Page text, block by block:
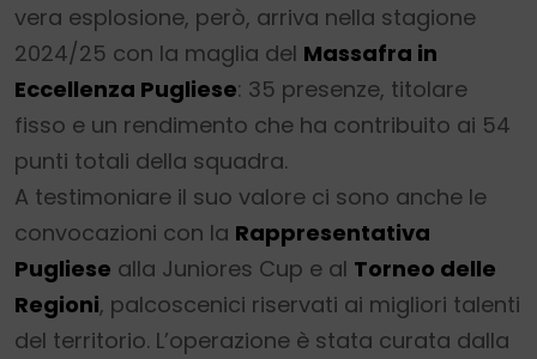
vera esplosione, però, arriva nella stagione
2024/25 con la maglia del Massafra in
Eccellenza Pugliese: 35 presenze, titolare
fisso e un rendimento che ha contribuito ai 54
punti totali della squadra.
A testimoniare il suo valore ci sono anche le
convocazioni con la Rappresentativa
Pugliese alla Juniores Cup e al Torneo delle
Regioni, palcoscenici riservati ai migliori talenti
del territorio. L’operazione è stata curata dalla